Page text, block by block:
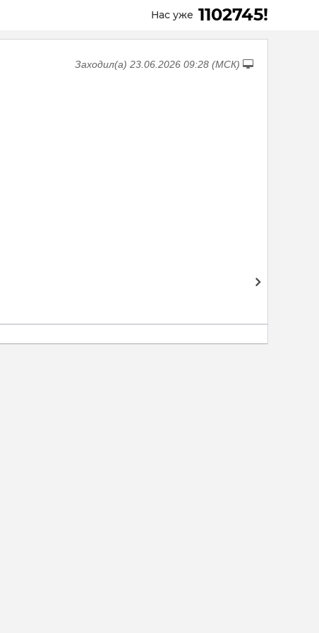
Нас уже 1102745!
Заходил(а) 23.06.2026 09:28 (МСК)